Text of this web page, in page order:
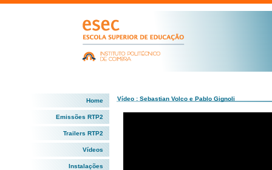
Home
Emissões RTP2
Trailers RTP2
Vídeos
Instalações
Vídeo : Sebastian Volco e Pablo Gignoli